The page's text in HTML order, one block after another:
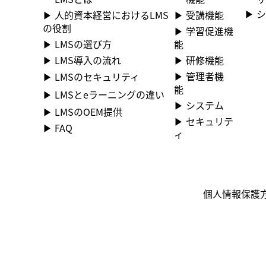
▶ 人的資本経営におけるLMS
の役割
▶ LMSの選び方
▶ LMS導入の流れ
▶ LMSのセキュリティ
▶ LMSとeラーニングの違い
▶ LMSのOEM提供
▶ FAQ
▶​ 受講機能
▶​ 学習促進機
能
▶​ 研修機能
▶​ 管理者機
能
▶​ システム
▶​ セキュリテ
ィ
▶​
個人情報保護